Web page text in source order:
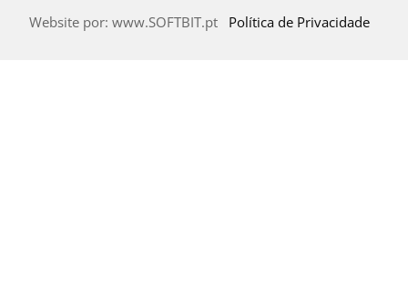
Website por: www.SOFTBIT.pt Política de Privacidade